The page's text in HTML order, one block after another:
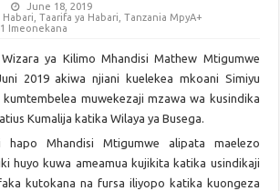
June 18, 2019
Habari ,Taarifa ya Habari ,Tanzania MpyA+
Imeonekana
ya Kilimo Mhandisi Mathew Mtigumwe
2019 akiwa njiani kuelekea mkoani Simiyu
muwekezaji mzawa wa kusindika
Kumalija katika Wilaya ya Busega.
hapo Mhandisi Mtigumwe alipata maelezo
huyo kuwa ameamua kujikita katika usindikaji
kutokana na fursa iliyopo katika kuongeza